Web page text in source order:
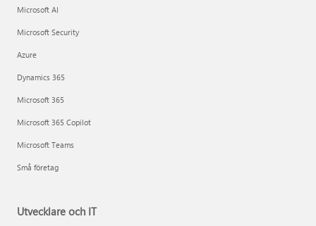
Microsoft AI
Microsoft Security
Azure
Dynamics 365
Microsoft 365
Microsoft 365 Copilot
Microsoft Teams
Små företag
Utvecklare och IT